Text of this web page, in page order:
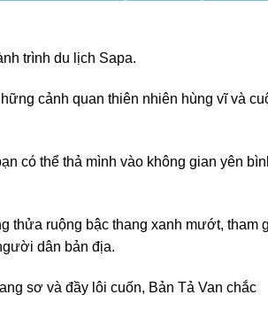
trình du lịch Sapa.
cảnh quan thiên nhiên hùng vĩ và
có thể thả mình vào không gian yên
thửa ruộng bậc thang xanh mướt, tham
dân bản địa.
sơ và đầy lôi cuốn, Bản Tả Van chắc